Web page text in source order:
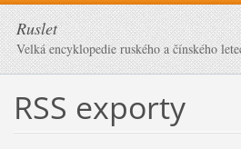
Ruslet
Velká encyklopedie ruského a čínského
RSS exporty